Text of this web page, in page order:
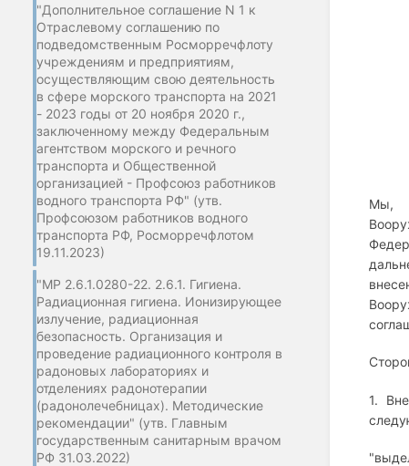
"Дополнительное соглашение N 1 к
Отраслевому соглашению по
подведомственным Росморречфлоту
учреждениям и предприятиям,
осуществляющим свою деятельность
в сфере морского транспорта на 2021
- 2023 годы от 20 ноября 2020 г.,
заключенному между Федеральным
агентством морского и речного
транспорта и Общественной
организацией - Профсоюз работников
водного транспорта РФ" (утв.
Профсоюзом работников водного
транспорта РФ, Росморречфлотом
19.11.2023)
"МР 2.6.1.0280-22. 2.6.1. Гигиена.
Радиационная гигиена. Ионизирующее
излучение, радиационная
безопасность. Организация и
проведение радиационного контроля в
радоновых лабораториях и
отделениях радонотерапии
(радонолечебницах). Методические
рекомендации" (утв. Главным
государственным санитарным врачом
РФ 31.03.2022)
Мы,
1.